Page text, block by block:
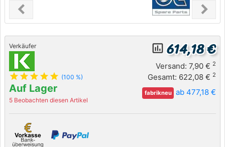
chevron_leftPrevious chevron_right
Next
Verkäufer
star star star star star (100 %)
Auf Lager
5 Beobachten diesen Artikel
insert_chart_outlined 614,18 €
Versand: 7,90 € 2
Gesamt: 622,08 € 2
fabrikneu ab 477,18 €